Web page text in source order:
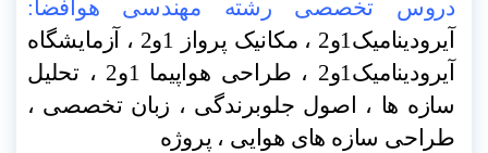
دروس تخصصی رشته مهندسی هوافضا:
آیرودینامیک1و2 ، مکانیک پرواز 1و2 ، آزمایشگاه
آیرودینامیک1و2 ، طراحی هواپیما 1و2 ، تحلیل
سازه ها ، اصول جلوبرندگی ، زبان تخصصی ،
طراحی سازه های هوایی ، پروژه